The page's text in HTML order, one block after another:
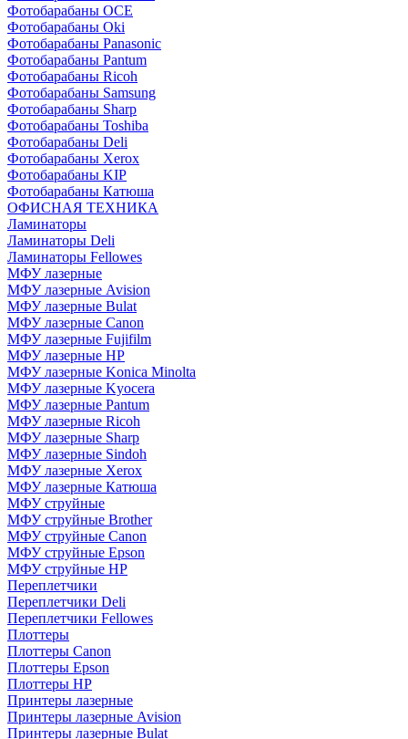
Фотобарабаны OCE
Фотобарабаны Oki
Фотобарабаны Panasonic
Фотобарабаны Pantum
Фотобарабаны Ricoh
Фотобарабаны Samsung
Фотобарабаны Sharp
Фотобарабаны Toshiba
Фотобарабаны Deli
Фотобарабаны Xerox
Фотобарабаны KIP
Фотобарабаны Катюша
ОФИСНАЯ ТЕХНИКА
Ламинаторы
Ламинаторы Deli
Ламинаторы Fellowes
МФУ лазерные
МФУ лазерные Avision
МФУ лазерные Bulat
МФУ лазерные Canon
МФУ лазерные Fujifilm
МФУ лазерные HP
МФУ лазерные Konica Minolta
МФУ лазерные Kyocera
МФУ лазерные Pantum
МФУ лазерные Ricoh
МФУ лазерные Sharp
МФУ лазерные Sindoh
МФУ лазерные Xerox
МФУ лазерные Катюша
МФУ струйные
МФУ струйные Brother
МФУ струйные Canon
МФУ струйные Epson
МФУ струйные HP
Переплетчики
Переплетчики Deli
Переплетчики Fellowes
Плоттеры
Плоттеры Canon
Плоттеры Epson
Плоттеры HP
Принтеры лазерные
Принтеры лазерные Avision
Принтеры лазерные Bulat